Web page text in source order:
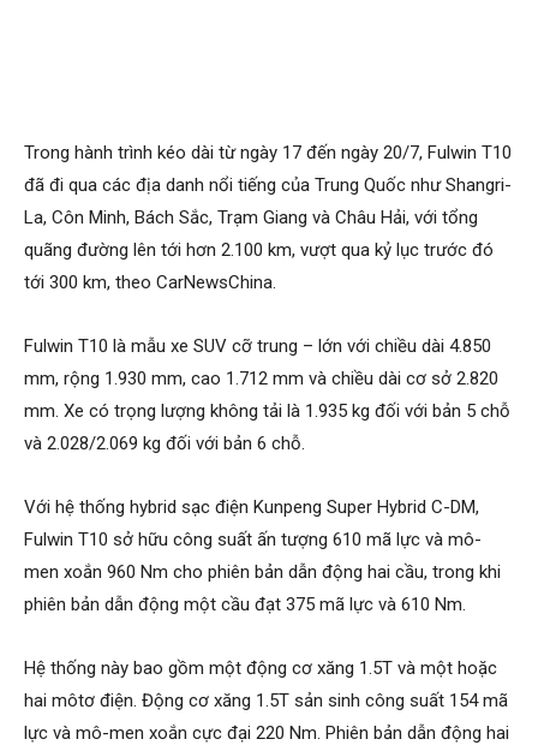
Trong hành trình kéo dài từ ngày 17 đến ngày 20/7, Fulwin T10
đã đi qua các địa danh nổi tiếng của Trung Quốc như Shangri-
La, Côn Minh, Bách Sắc, Trạm Giang và Châu Hải, với tổng
quãng đường lên tới hơn 2.100 km, vượt qua kỷ lục trước đó
tới 300 km, theo CarNewsChina.
Fulwin T10 là mẫu xe SUV cỡ trung – lớn với chiều dài 4.850
mm, rộng 1.930 mm, cao 1.712 mm và chiều dài cơ sở 2.820
mm. Xe có trọng lượng không tải là 1.935 kg đối với bản 5 chỗ
và 2.028/2.069 kg đối với bản 6 chỗ.
Với hệ thống hybrid sạc điện Kunpeng Super Hybrid C-DM,
Fulwin T10 sở hữu công suất ấn tượng 610 mã lực và mô-
men xoắn 960 Nm cho phiên bản dẫn động hai cầu, trong khi
phiên bản dẫn động một cầu đạt 375 mã lực và 610 Nm.
Hệ thống này bao gồm một động cơ xăng 1.5T và một hoặc
hai môtơ điện. Động cơ xăng 1.5T sản sinh công suất 154 mã
lực và mô-men xoắn cực đại 220 Nm. Phiên bản dẫn động hai